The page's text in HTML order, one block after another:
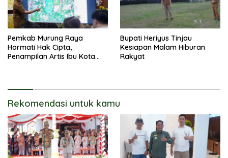
Pemkab Murung Raya
Hormati Hak Cipta,
Penampilan Artis Ibu Kota
Bupati Heriyus Tinjau
Kesiapan Malam Hiburan
Rakyat
Rekomendasi untuk kamu